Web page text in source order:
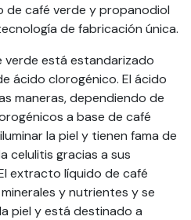
de café verde y propanodiol
de fabricación única.
está estandarizado
ácido clorogénico. El ácido
maneras, dependiendo de
a base de café
la piel y tienen fama de
celulitis gracias a sus
extracto líquido de café
y nutrientes y se
piel y está destinado a